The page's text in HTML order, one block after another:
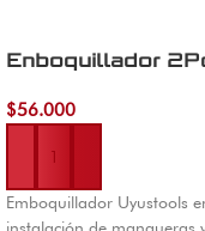
Enboquillador
$56.000
Añadir al carrito
Emboquillador Uyustools